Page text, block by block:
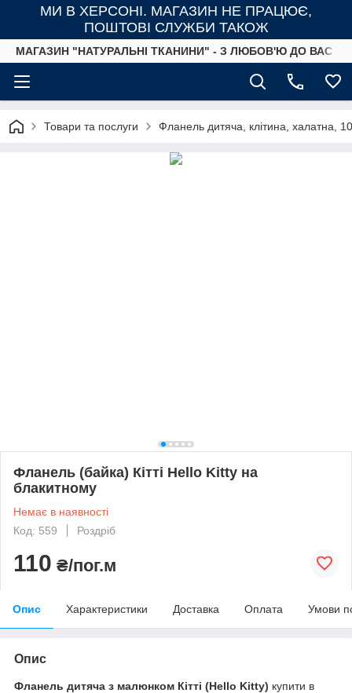
МИ В ХЕРСОНІ. МАГАЗИН НЕ ПРАЦЮЄ,
ПОШТОВІ СЛУЖБИ ТАКОЖ
МАГАЗИН "НАТУРАЛЬНІ ТКАНИНИ" - З ЛЮБОВ'Ю ДО ВАС
Товари та послуги Фланель дитяча, клітина, халатна,
Фланель (байка) Кітті Hello Kitty на
блакитному
Немає в наявності
Код: 559
Роздріб
110 ₴/пог.м
Опис Характеристики Доставка Оплата Умови
Опис
Фланель дитяча з малюнком Кітті (Hello Kitty) купити в